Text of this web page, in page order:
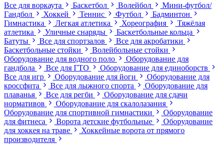
Все для воркаута Баскетбол Волейбол
Мини-футбол/
Гандбол
Хоккей Теннис Футбол
Бадминтон
Гимнастика
Легкая атлетика Хореография
Тяжёлая
атлетика
Уличные снаряды
Баскетбольные кольца
Батуты
Все для спортзалов
Все для акробатики
Баскетбольные стойки
Волейбольные стойки
Оборудование для водного поло
Оборудование для
гандбола
Все для ГТО
Оборудование для единоборств
Все для игр
Оборудование для йоги
Оборудование для
кроссфита
Все для лыжного спорта
Оборудование для
плаванья
Все для регби
Оборудование для сдачи
нормативов
Оборудование для скалолазания
Оборудование для спортивной гимнастики
Оборудование
для фитнеса
Ворота детские футбольные
Оборудование
для хоккея на траве
Хоккейные ворота от прямого
производителя